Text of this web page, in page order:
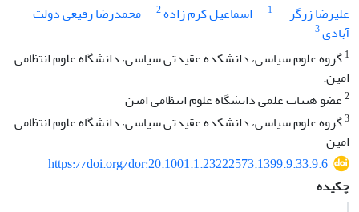
علیرضا زرگر
1 اسماعیل کرم زاده2
محمدرضا رفیعی دولت
آبادی3
1گروه علوم سیاسی، دانشکده عقیدتی سیاسی، دانشگاه علوم انتظامی
امین.
2عضو هییات علمی دانشگاه علوم انتظامی امین
3گروه علوم سیاسی، دانشکده عقیدتی سیاسی، دانشگاه علوم انتظامی
امین
https://doi.org/dor:20.1001.1.23222573.1399.9.33.9.6
چکیده